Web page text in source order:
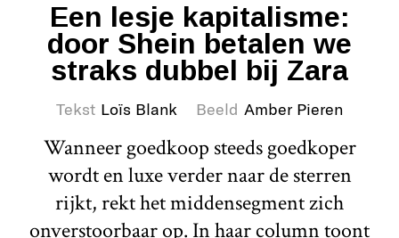
Een lesje kapitalisme:
door Shein betalen we
straks dubbel bij Zara
Tekst Loïs Blank Beeld Amber Pieren
Wanneer goedkoop steeds goedkoper
wordt en luxe verder naar de sterren
rijkt, rekt het middensegment zich
onverstoorbaar op. In haar column toont